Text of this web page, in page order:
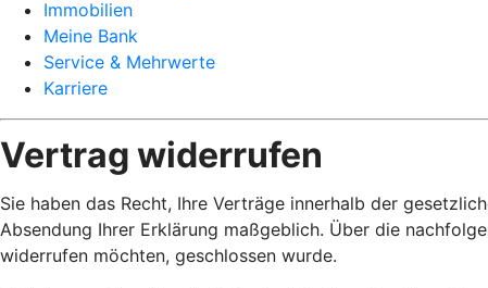
Immobilien
Meine Bank
Service & Mehrwerte
Karriere
Vertrag widerrufen
Sie haben das Recht, Ihre Verträge innerhalb der
Absendung Ihrer Erklärung maßgeblich. Über die
widerrufen möchten, geschlossen wurde.